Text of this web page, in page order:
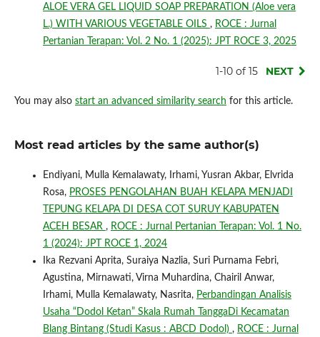
ALOE VERA GEL LIQUID SOAP PREPARATION (Aloe vera
L.) WITH VARIOUS VEGETABLE OILS , ROCE : Jurnal
Pertanian Terapan: Vol. 2 No. 1 (2025): JPT ROCE 3, 2025
1-10 of 15 NEXT
You may also start an advanced similarity search for this article.
Most read articles by the same author(s)
Endiyani, Mulla Kemalawaty, Irhami, Yusran Akbar, Elvrida
Rosa, PROSES PENGOLAHAN BUAH KELAPA MENJADI
TEPUNG KELAPA DI DESA COT SURUY KABUPATEN
ACEH BESAR , ROCE : Jurnal Pertanian Terapan: Vol. 1 No.
1 (2024): JPT ROCE 1, 2024
Ika Rezvani Aprita, Suraiya Nazlia, Suri Purnama Febri,
Agustina, Mirnawati, Virna Muhardina, Chairil Anwar,
Irhami, Mulla Kemalawaty, Nasrita, Perbandingan Analisis
Usaha “Dodol Ketan” Skala Rumah TanggaDi Kecamatan
Blang Bintang (Studi Kasus : ABCD Dodol) , ROCE : Jurnal